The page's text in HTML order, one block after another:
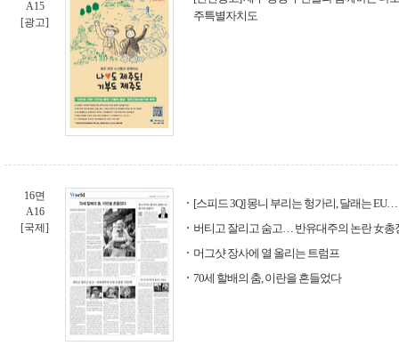
A15
[광고]
주특별자치도
16면
A16
[국제]
[스피드 3Q] 몽니 부리는 헝가리, 달래는
버티고 잘리고 숨고… 반유대주의 논란 女총
머그샷 장사에 열 올리는 트럼프
70세 할배의 춤, 이란을 흔들었다